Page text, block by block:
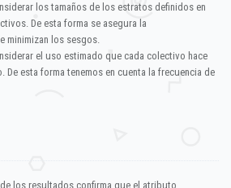
los tamaños de los estratos definidos en
De esta forma se asegura la
minimizan los sesgos.
el uso estimado que cada colectivo hace
De esta forma tenemos en cuenta la frecuencia de
los resultados confirma que el atributo